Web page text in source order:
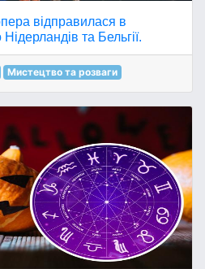
відправилася в
та Бельгії.
Мистецтво та розваги